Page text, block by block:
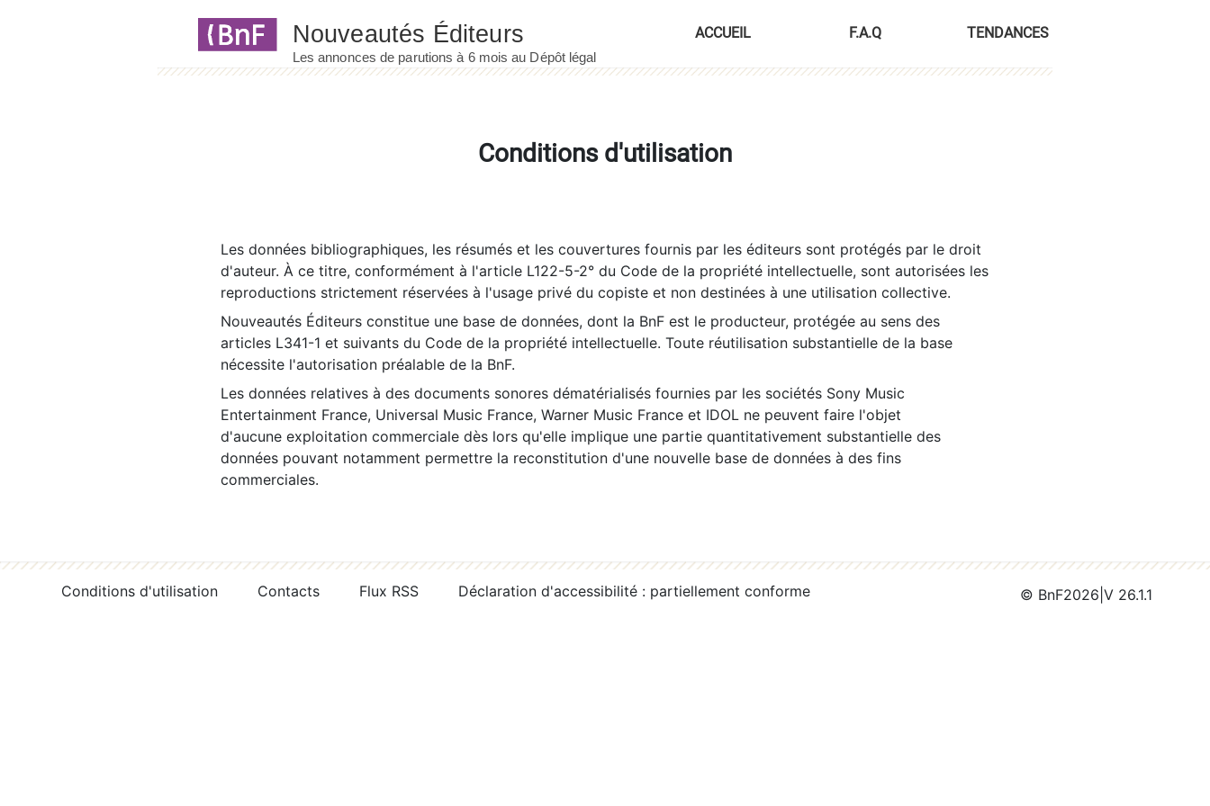
ACCUEIL F.A.Q TENDANCES
Conditions d'utilisation
Les données bibliographiques, les résumés et les couvertures fournis par les éditeurs sont protégés par le droit
d'auteur. À ce titre, conformément à l'article L122-5-2° du Code de la propriété intellectuelle, sont autorisées les
reproductions strictement réservées à l'usage privé du copiste et non destinées à une utilisation collective.
Nouveautés Éditeurs constitue une base de données, dont la BnF est le producteur, protégée au sens des
articles L341-1 et suivants du Code de la propriété intellectuelle. Toute réutilisation substantielle de la base
nécessite l'autorisation préalable de la BnF.
Les données relatives à des documents sonores dématérialisés fournies par les sociétés Sony Music
Entertainment France, Universal Music France, Warner Music France et IDOL ne peuvent faire l'objet
d'aucune exploitation commerciale dès lors qu'elle implique une partie quantitativement substantielle des
données pouvant notamment permettre la reconstitution d'une nouvelle base de données à des fins
commerciales.
Conditions d'utilisation Contacts Flux RSS Déclaration d'accessibilité : partiellement conforme © BnF2026 V 26.1.1